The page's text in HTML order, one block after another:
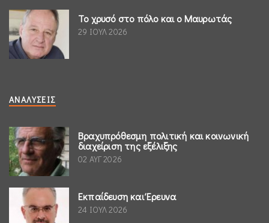
Το χρυσό στο πόλο και ο Μαυρωτάς
29 ΙΟΥΛ 2026
ΑΝΑΛΎΣΕΙΣ
Βραχυπρόθεσμη πολιτική και κοινωνική
διαχείριση της εξέλιξης
02 ΑΥΓ 2026
Εκπαίδευση και Έρευνα
24 ΙΟΥΛ 2026